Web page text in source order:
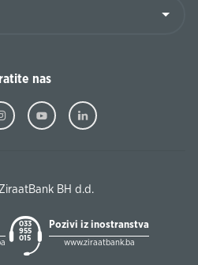
nas
BH d.d.
033
955
015
Pozivi iz inostranstva
www.ziraatbank.ba